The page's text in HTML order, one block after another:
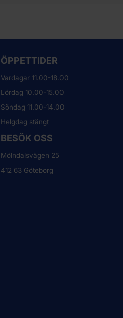
ÖPPETTIDER
Vardagar 11.00-18.00
Lördag 10.00-15.00
Söndag 11.00-14.00
Helgdag stängt
BESÖK OSS
Mölndalsvägen 25
412 63 Göteborg